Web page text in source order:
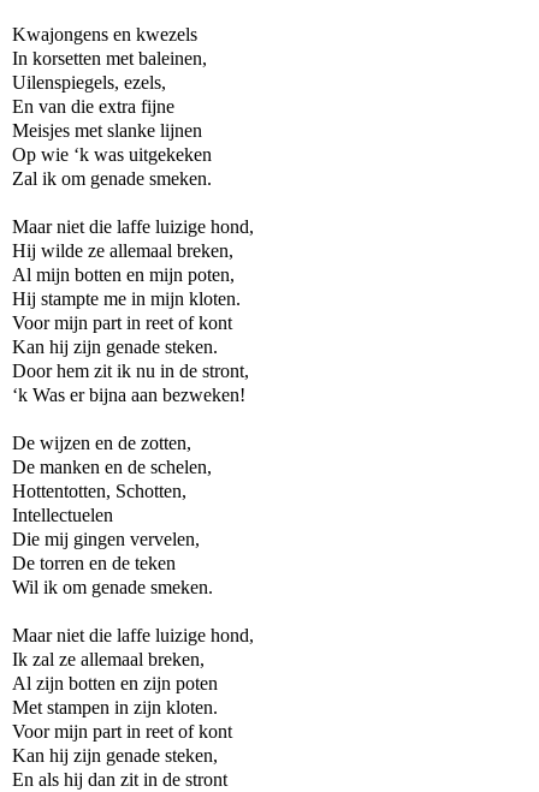
Kwajongens en kwezels
In korsetten met baleinen,
Uilenspiegels, ezels,
En van die extra fijne
Meisjes met slanke lijnen
Op wie ‘k was uitgekeken
Zal ik om genade smeken.
Maar niet die laffe luizige hond,
Hij wilde ze allemaal breken,
Al mijn botten en mijn poten,
Hij stampte me in mijn kloten.
Voor mijn part in reet of kont
Kan hij zijn genade steken.
Door hem zit ik nu in de stront,
‘k Was er bijna aan bezweken!
De wijzen en de zotten,
De manken en de schelen,
Hottentotten, Schotten,
Intellectuelen
Die mij gingen vervelen,
De torren en de teken
Wil ik om genade smeken.
Maar niet die laffe luizige hond,
Ik zal ze allemaal breken,
Al zijn botten en zijn poten
Met stampen in zijn kloten.
Voor mijn part in reet of kont
Kan hij zijn genade steken,
En als hij dan zit in de stront